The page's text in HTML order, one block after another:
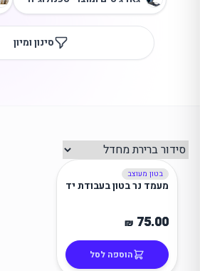
סינון ומיון
בטון מעוצב
מעמד נר בטון בעבודת יד
75.00
₪
הוספה לסל